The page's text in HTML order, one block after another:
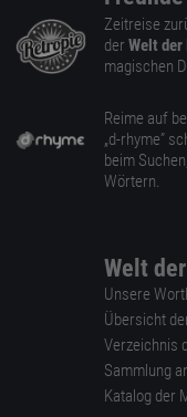
Zeitreise
der Welt
magischen
Reime auf
„d-rhyme”
beim
Wörtern.
Welt
Unsere
Übersicht
Verzeichnis
Sammlung
Katalog der